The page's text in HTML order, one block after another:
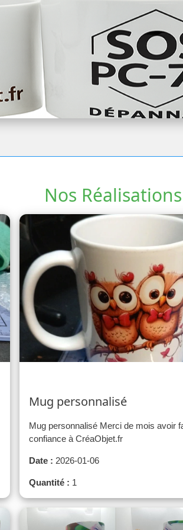
Nos Réalisations
Mug personnalisé
Mug personnalisé Merci de mois avoir
confiance à CréaObjet.fr
Date : 2026-01-06
Quantité : 1